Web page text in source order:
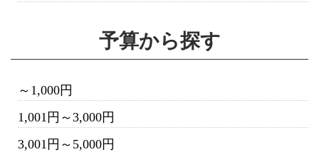
予算から探す
～1,000円
1,001円～3,000円
3,001円～5,000円